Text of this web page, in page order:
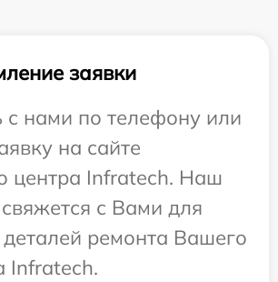
заявки
с нами по телефону или
на сайте
центра Infratech. Наш
с Вами для
ремонта Вашего
Infratech.